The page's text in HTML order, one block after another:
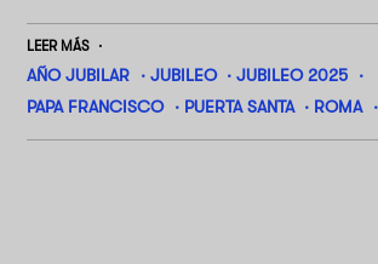
LEER MÁS
AÑO JUBILAR JUBILEO
JUBILEO 2025
PAPA FRANCISCO
PUERTA SANTA ROMA